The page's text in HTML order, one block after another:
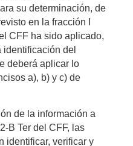
su determinación, de
en la fracción I
CFF ha sido aplicado,
identificación del
deberá aplicar lo
a), b) y c) de
de la información a
B Ter del CFF, las
identificar, verificar y